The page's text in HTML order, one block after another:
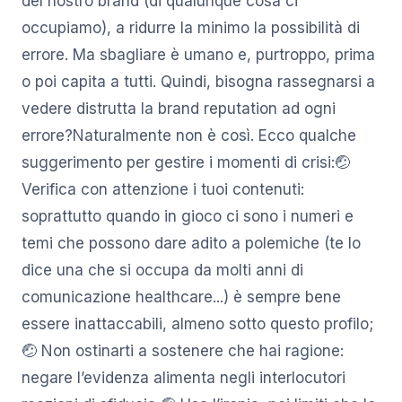
occupiamo), a ridurre la minimo la possibilità di
errore. Ma sbagliare è umano e, purtroppo, prima
o poi capita a tutti. Quindi, bisogna rassegnarsi a
vedere distrutta la brand reputation ad ogni
errore?Naturalmente non è così. Ecco qualche
suggerimento per gestire i momenti di crisi:🤕
Verifica con attenzione i tuoi contenuti:
soprattutto quando in gioco ci sono i numeri e
temi che possono dare adito a polemiche (te lo
dice una che si occupa da molti anni di
comunicazione healthcare...) è sempre bene
essere inattaccabili, almeno sotto questo profilo;
🤕 Non ostinarti a sostenere che hai ragione:
negare l’evidenza alimenta negli interlocutori